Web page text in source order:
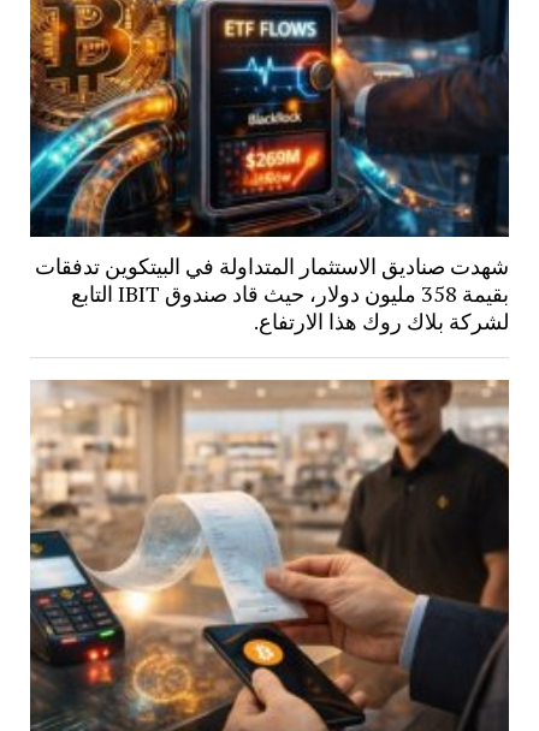
شهدت صناديق الاستثمار المتداولة في البيتكوين تدفقات
بقيمة 358 مليون دولار، حيث قاد صندوق IBIT التابع
لشركة بلاك روك هذا الارتفاع.